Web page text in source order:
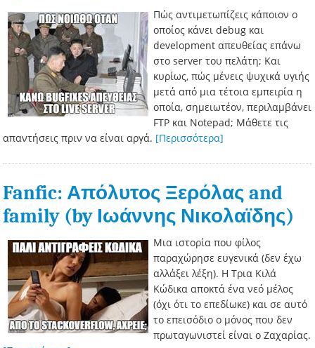
Πώς αντιμετωπίζεις κάποιον ο
οποίος κάνει debug και
development απευθείας επάνω
στο server του πελάτη; Και
κυρίως, πώς μένεις ψυχικά υγιής
μετά από μια τέτοια εμπειρία η
οποία, σημειωτέον, περιλαμβάνει
FTP και Notepad; Μάθετε τις
απαντήσεις πριν να είναι αργά. [Περισσότερα]
Fanfic: Απόλυτος Ξερόλας and
family (by Ιωάννης Νικολαϊδης)
Μια ιστορία που φίλος
παραχώρησε ευγενικά (δεν έχω
αλλάξει λέξη). Η Τρια Κιλά
Κώδικα αποκτά ένα νεό μέλος
(όχι ότι το επεδίωκε) και σε αυτό
το επεισόδιο ο μόνος που δεν
πρωταγωνιστεί είναι ο Ζαχαρίας.